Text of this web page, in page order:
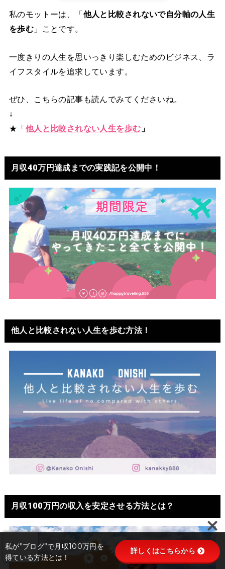
私のモットーは、「他人と比較されないで自分軸の人生
を歩む 」ことです。
一度きりの人生を思いっきり楽しむためのビジネス、ラ
イフスタイルを追求しています。
ぜひ、こちらの記事も読んでみてくださいね。
↓
★「他人と比較されない人生を歩む 」
月収40万円達成までの実践記を公開中！
他人と比較されない人生を歩む方法！
月収100万円の収入を安定させる方法とは？
私が”ブログ”で月収100万円を
得ている方法とは！
詳しくはこちらから